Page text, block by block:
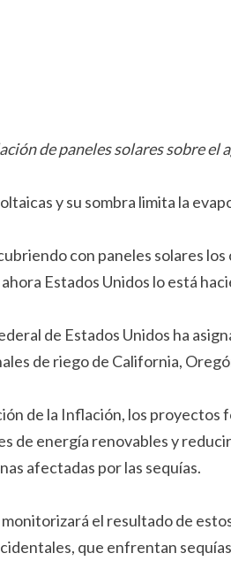
de paneles solares sobre el
y su sombra limita la
con paneles solares
Estados Unidos lo está
de Estados Unidos ha
de riego de California,
de la Inflación, los
energía renovables y
afectadas por las sequías.
el resultado de
que enfrentan